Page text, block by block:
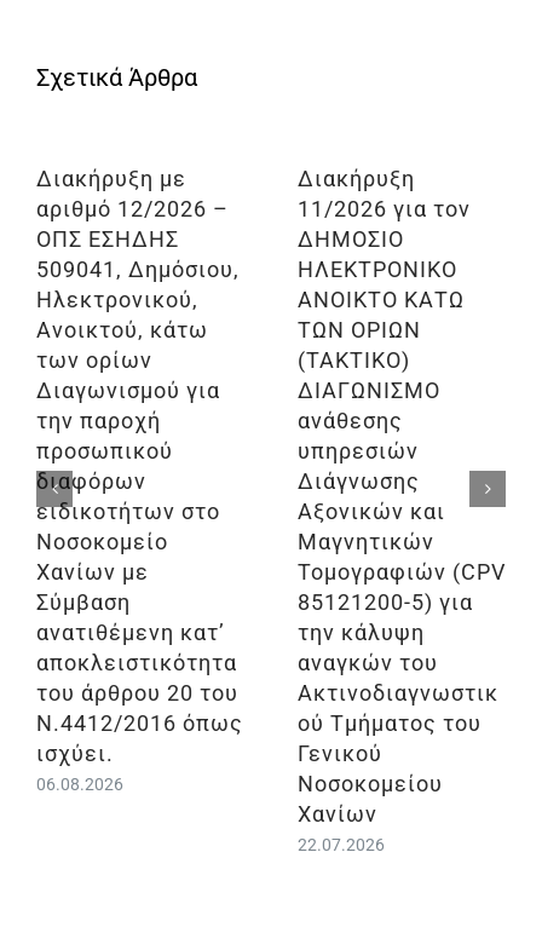
Διακήρυξη με
αριθμό 12/2026 –
ΟΠΣ ΕΣΗΔΗΣ
509041, Δημόσιου,
Ηλεκτρονικού,
Ανοικτού, κάτω
των ορίων
Διαγωνισμού για
την παροχή
προσωπικού
διαφόρων
ειδικοτήτων στο
Νοσοκομείο
Χανίων με
Σύμβαση
ανατιθέμενη κατ’
αποκλειστικότητα
του άρθρου 20 του
Ν.4412/2016 όπως
ισχύει.
06.08.2026
Διακήρυξη
11/2026 για τον
ΔΗΜΟΣΙΟ
ΗΛΕΚΤΡΟΝΙΚΟ
ΑΝΟΙΚΤΟ ΚΑΤΩ
ΤΩΝ ΟΡΙΩΝ
(ΤΑΚΤΙΚΟ)
ΔΙΑΓΩΝΙΣΜΟ
ανάθεσης
υπηρεσιών
Διάγνωσης
Αξονικών και
Μαγνητικών
Τομογραφιών (CPV
85121200-5) για
την κάλυψη
αναγκών του
Ακτινοδιαγνωστικ
ού Τμήματος του
Γενικού
Νοσοκομείου
Χανίων
22.07.2026